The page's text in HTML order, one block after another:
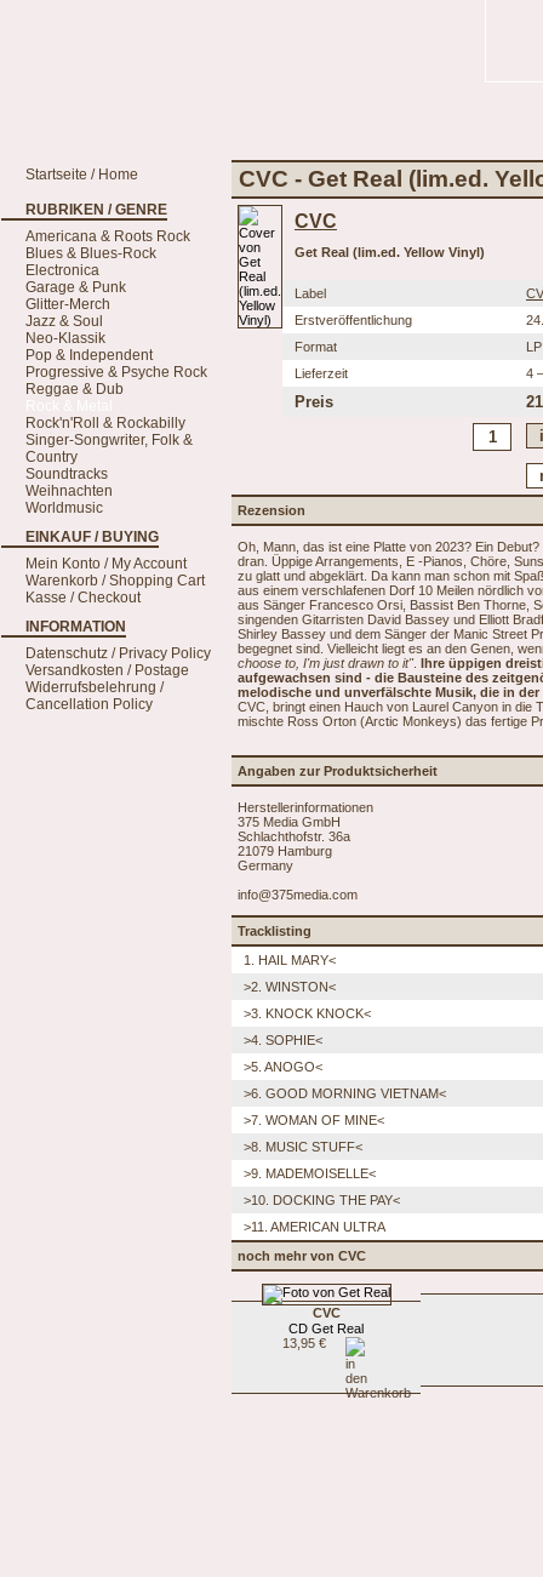
Startseite / Home
RUBRIKEN / GENRE
Americana & Roots Rock
Blues & Blues-Rock
Electronica
Garage & Punk
Glitter-Merch
Jazz & Soul
Neo-Klassik
Pop & Independent
Progressive & Psyche Rock
Reggae & Dub
Rock'n'Roll & Rockabilly
Singer-Songwriter, Folk &
Country
Soundtracks
Weihnachten
Worldmusic
EINKAUF / BUYING
Mein Konto / My Account
Warenkorb / Shopping Cart
Kasse / Checkout
INFORMATION
Datenschutz / Privacy Policy
Versandkosten / Postage
Widerrufsbelehrung /
Cancellation Policy
CVC - Get Real (lim.ed.
CVC
Get Real (lim.ed. Yellow Vinyl)
Label
Erstveröffentlichung
Format
LP
Lieferzeit
4
Preis
Rezension
Oh, Mann, das ist eine Platte von 2023? Ein
dran. Üppige Arrangements, E -Pianos, Chöre,
zu glatt und abgeklärt. Da kann man schon mit
aus einem verschlafenen Dorf 10 Meilen nördlich
aus Sänger Francesco Orsi, Bassist Ben Thorne,
singenden Gitarristen David Bassey und Elliott
Shirley Bassey und dem Sänger der Manic Street
begegnet sind. Vielleicht liegt es an den Genen,
choose to, I'm just drawn to it". Ihre üppigen
aufgewachsen sind - die Bausteine des
melodische und unverfälschte Musik, die in
CVC, bringt einen Hauch von Laurel Canyon in die
mischte Ross Orton (Arctic Monkeys) das fertige
Angaben zur Produktsicherheit
Herstellerinformationen
375 Media GmbH
Schlachthofstr. 36a
21079 Hamburg
Germany
info@375media.com
Tracklisting
1. HAIL MARY<
>2. WINSTON<
>3. KNOCK KNOCK<
>4. SOPHIE<
>5. ANOGO<
>6. GOOD MORNING VIETNAM<
>7. WOMAN OF MINE<
>8. MUSIC STUFF<
>9. MADEMOISELLE<
>10. DOCKING THE PAY<
>11. AMERICAN ULTRA
noch mehr von CVC
CVC
CD Get Real
13,95 €